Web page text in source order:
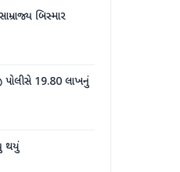
બિસ્માર
19.80 લાખનું
થયું